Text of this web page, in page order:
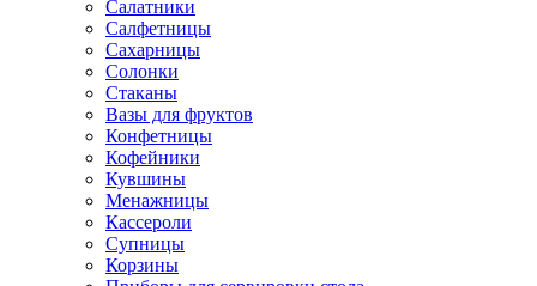
Салатники
Салфетницы
Сахарницы
Солонки
Стаканы
Вазы для фруктов
Конфетницы
Кофейники
Кувшины
Менажницы
Кассероли
Супницы
Корзины